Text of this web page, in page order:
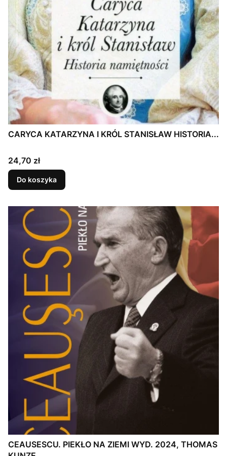
CARYCA KATARZYNA I KRÓL STANISŁAW HISTORIA...
Cena
24,70 zł
Do koszyka
CEAUSESCU. PIEKŁO NA ZIEMI WYD. 2024, THOMAS